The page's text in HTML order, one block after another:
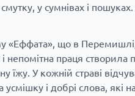
у сумнівах і пошуках.
«Еффата», що в Перемишлі,
праця створила
У кожній страві
і добрі слова, які